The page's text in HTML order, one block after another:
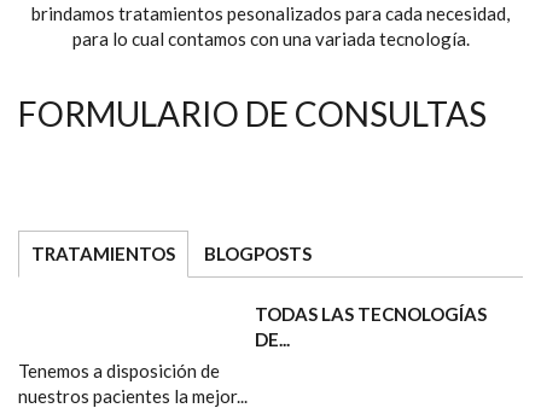
brindamos tratamientos pesonalizados para cada necesidad,
para lo cual contamos con una variada tecnología.
FORMULARIO DE CONSULTAS
TRATAMIENTOS (SOLAPA ACTIVA)
BLOGPOSTS
TODAS LAS TECNOLOGÍAS
DE...
Tenemos a disposición de
nuestros pacientes la mejor...